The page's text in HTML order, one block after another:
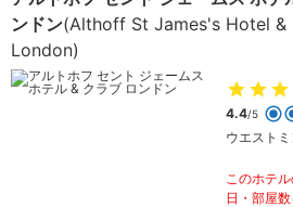
ンドン(Althoff St James's Hotel &
London)
4.4/5
ウエスト
このホテ
日・部屋